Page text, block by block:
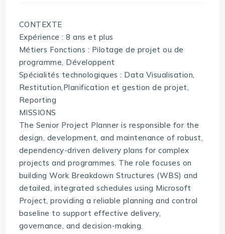
CONTEXTE
Expérience : 8 ans et plus
Métiers Fonctions : Pilotage de projet ou de
programme, Développent
Spécialités technologiques : Data Visualisation,
Restitution,Planification et gestion de projet,
Reporting
MISSIONS
The Senior Project Planner is responsible for the
design, development, and maintenance of robust,
dependency-driven delivery plans for complex
projects and programmes. The role focuses on
building Work Breakdown Structures (WBS) and
detailed, integrated schedules using Microsoft
Project, providing a reliable planning and control
baseline to support effective delivery,
governance, and decision-making.